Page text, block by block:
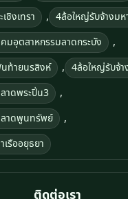
ชิงเทรา , 4ล้อใหญ่รับจ้างม
มอุตสาหกรรมลาดกระบัง ,
ท้ายนรสิงห์ , 4ล้อใหญ่รับจ้
าดพระปิ่น3 ,
าดพูนทรัพย์ ,
รืออยุธยา
ติดต่อเรา